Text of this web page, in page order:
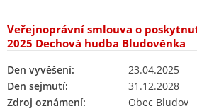
Veřejnoprávní smlouva o
2025 Dechová hudba Bludověnka
Den vyvěšení:
23.04.2025
Den sejmutí:
31.12.2028
Zdroj oznámení:
Obec Bludov